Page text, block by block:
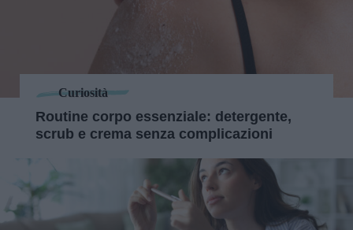
Curiosità
Routine corpo essenziale: detergente,
scrub e crema senza complicazioni